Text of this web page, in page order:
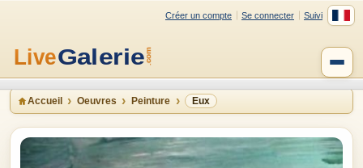
Créer un compte Se connecter Suivi
Accueil Oeuvres Peinture Eux